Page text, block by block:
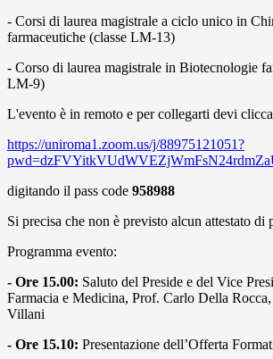
- Corsi di laurea magistrale a ciclo unico in
farmaceutiche (classe LM-13)
- Corso di laurea magistrale in Biotecnologie
LM-9)
L'evento è in remoto e per collegarti devi
https://uniroma1.zoom.us/j/88975121051?
digitando il pass code 958988
Si precisa che non è previsto alcun attestato di
Programma evento:
- Ore 15.00: Saluto del Preside e del Vice
Farmacia e Medicina, Prof. Carlo Della
Villani
- Ore 15.10: Presentazione dell’Offerta